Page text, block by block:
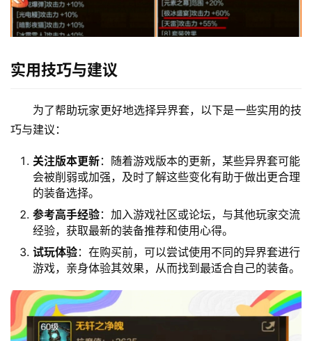
实用技巧与建议
为了帮助玩家更好地选择异界套，以下是一些实用的技
巧与建议：
关注版本更新：随着游戏版本的更新，某些异界套可能
会被削弱或加强，及时了解这些变化有助于做出更合理
的装备选择。
参考高手经验：加入游戏社区或论坛，与其他玩家交流
经验，获取最新的装备推荐和使用心得。
试玩体验：在购买前，可以尝试使用不同的异界套进行
游戏，亲身体验其效果，从而找到最适合自己的装备。